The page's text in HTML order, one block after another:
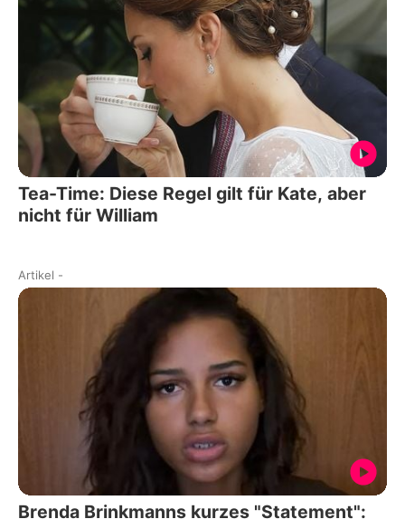
Tea-Time: Diese Regel gilt für Kate, aber
nicht für William
Artikel -
Brenda Brinkmanns kurzes "Statement":